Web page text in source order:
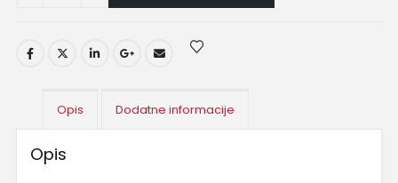
Opis Dodatne informacije
Opis